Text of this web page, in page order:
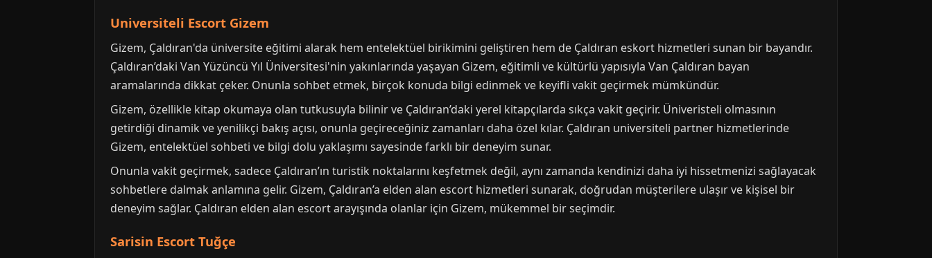
Universiteli Escort Gizem
Gizem, Çaldıran'da üniversite eğitimi alarak hem entelektüel birikimini geliştiren hem de Çaldıran eskort hizmetleri sunan bir bayandır.
Çaldıran’daki Van Yüzüncü Yıl Üniversitesi'nin yakınlarında yaşayan Gizem, eğitimli ve kültürlü yapısıyla Van Çaldıran bayan
aramalarında dikkat çeker. Onunla sohbet etmek, birçok konuda bilgi edinmek ve keyifli vakit geçirmek mümkündür.
Gizem, özellikle kitap okumaya olan tutkusuyla bilinir ve Çaldıran’daki yerel kitapçılarda sıkça vakit geçirir. Üniveristeli olmasının
getirdiği dinamik ve yenilikçi bakış açısı, onunla geçireceğiniz zamanları daha özel kılar. Çaldıran universiteli partner hizmetlerinde
Gizem, entelektüel sohbeti ve bilgi dolu yaklaşımı sayesinde farklı bir deneyim sunar.
Onunla vakit geçirmek, sadece Çaldıran’ın turistik noktalarını keşfetmek değil, aynı zamanda kendinizi daha iyi hissetmenizi sağlayacak
sohbetlere dalmak anlamına gelir. Gizem, Çaldıran’a elden alan escort hizmetleri sunarak, doğrudan müşterilere ulaşır ve kişisel bir
deneyim sağlar. Çaldıran elden alan escort arayışında olanlar için Gizem, mükemmel bir seçimdir.
Sarisin Escort Tuğçe